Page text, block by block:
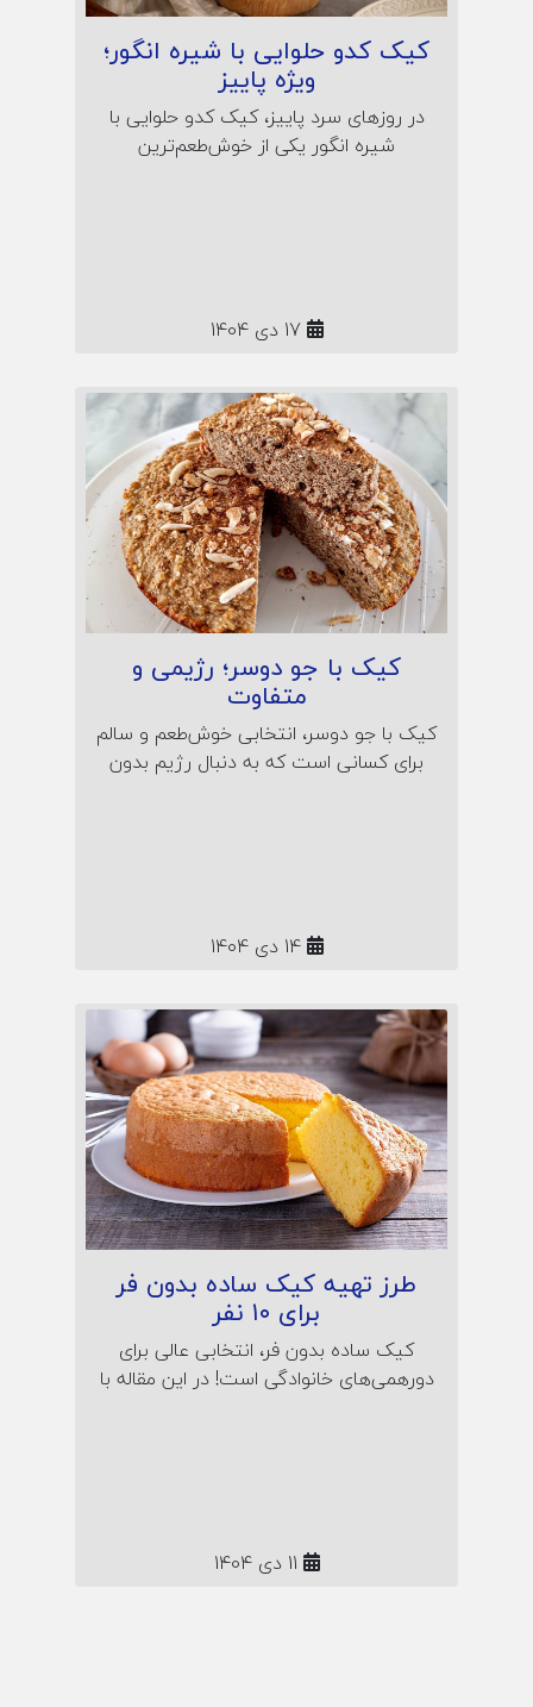
کیک کدو حلوایی با شیره انگور؛
ویژه پاییز
در روزهای سرد پاییز، کیک کدو حلوایی با
شیره انگور یکی از خوش‌طعم‌ترین
17 دی 1404
کیک با جو دوسر؛ رژیمی و
متفاوت
کیک با جو دوسر، انتخابی خوش‌طعم و سالم
برای کسانی است که به دنبال رژیم بدون
14 دی 1404
طرز تهیه کیک ساده بدون فر
برای ۱۰ نفر
کیک ساده بدون فر، انتخابی عالی برای
دورهمی‌های خانوادگی است! در این مقاله با